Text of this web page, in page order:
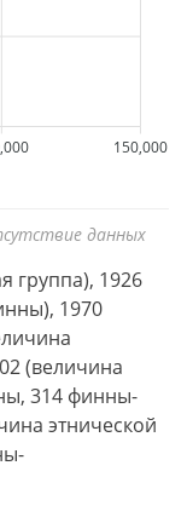
150,000
данных
группа), 1926
1970
(величина
314 финны-
этнической